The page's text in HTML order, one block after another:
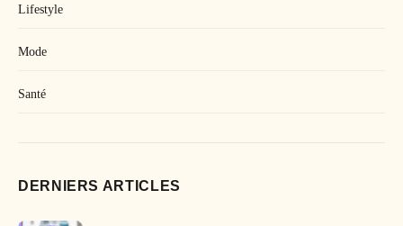
Lifestyle
Mode
Santé
DERNIERS ARTICLES